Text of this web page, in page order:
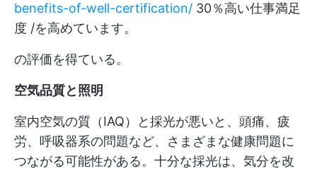
benefits-of-well-certification/ 30％高い仕事満足
度 /を高めています。
の評価を得ている。
空気品質と照明
室内空気の質（IAQ）と採光が悪いと、頭痛、疲
労、呼吸器系の問題など、さまざまな健康問題に
つながる可能性がある。十分な採光は、気分を改